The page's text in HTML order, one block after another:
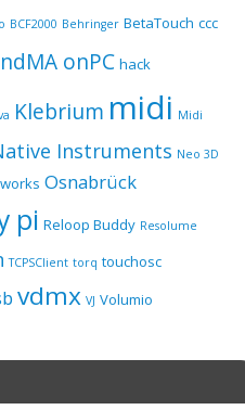
BCF2000 Behringer BetaTouch ccc
onPC hack
Klebrium midi Midi
Instruments Neo 3D
Osnabrück
pi Reloop Buddy Resolume
TCPSClient torq touchosc
vdmx VJ Volumio